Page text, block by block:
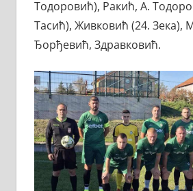
Тодоровић), Ракић, А.
Тасић), Живковић (24. Зека),
Ђорђевић, Здравковић.